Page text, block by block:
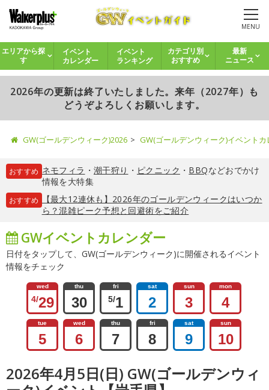
MENU
エリアから探
す
イベント
カレンダー
イベント
ランキング
カテゴリ別
おすすめ
最新
ニュース
2026年の更新は終了いたしました。来年（2027年）も
どうぞよろしくお願いします。
GW(ゴールデンウィーク)2026 GW(ゴールデンウィーク)イベント
おすすめ ネモフィラ ・ 潮干狩り ・ ピクニック ・ BBQなどおでかけ
情報を大特集
おすすめ
【最大12連休も】2026年のゴールデンウィークはいつか
ら？混雑ピーク予想と回避術をご紹介
GWイベントカレンダー
日付をタップして、GW(ゴールデンウィーク)に開催されるイベント
情報をチェック
wed
4/29
thu
30
fri
5/1
sat
2
sun
3
mon
4
tue
5
wed
6
thu
7
fri
8
sat
9
sun
10
2026年4月5日(日) GW(ゴールデンウィ